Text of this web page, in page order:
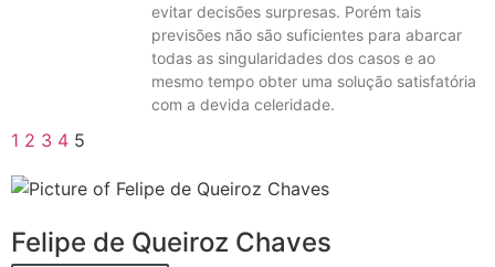
Felipe de Queiroz Chaves
evitar decisões surpresas. Porém tais
previsões não são suficientes para abarcar
todas as singularidades dos casos e ao
mesmo tempo obter uma solução satisfatória
com a devida celeridade.
1 2 3 4 5